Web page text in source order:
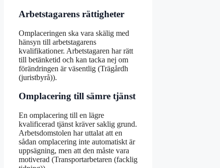
Arbetstagarens rättigheter
Omplaceringen ska vara skälig med
hänsyn till arbetstagarens
kvalifikationer. Arbetstagaren har rätt
till betänketid och kan tacka nej om
förändringen är väsentlig (Trägårdh
(juristbyrå)).
Omplacering till sämre tjänst
En omplacering till en lägre
kvalificerad tjänst kräver saklig grund.
Arbetsdomstolen har uttalat att en
sådan omplacering inte automatiskt är
uppsägning, men att den måste vara
motiverad (Transportarbetaren (facklig